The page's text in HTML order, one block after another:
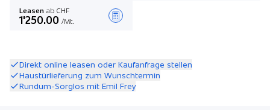
Leasen ab CHF
1'250.00 /Mt.
Direkt online leasen oder Kaufanfrage stellen
Haustürlieferung zum Wunschtermin
Rundum-Sorglos mit Emil Frey